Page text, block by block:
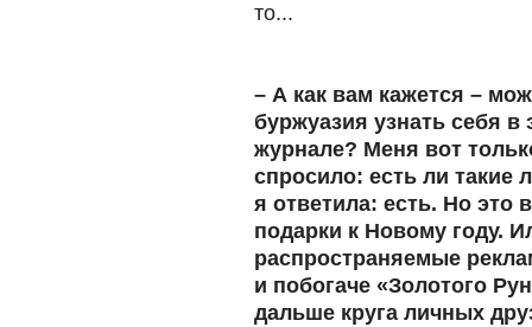
то...
– А как вам кажется –
буржуазия узнать себя в
журнале? Меня вот
спросило: есть ли такие
я ответила: есть. Но это
подарки к Новому году.
распространяемые
и побогаче «Золотого
дальше круга личных